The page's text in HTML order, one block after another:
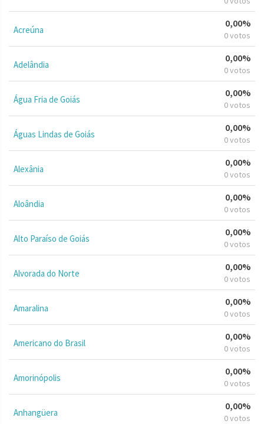
Acreúna
0,00%
0 votos
Adelândia
0,00%
0 votos
Água Fria de Goiás
0,00%
0 votos
Águas Lindas de Goiás
0,00%
0 votos
Alexânia
0,00%
0 votos
Aloândia
0,00%
0 votos
Alto Paraíso de Goiás
0,00%
0 votos
Alvorada do Norte
0,00%
0 votos
Amaralina
0,00%
0 votos
Americano do Brasil
0,00%
0 votos
Amorinópolis
0,00%
0 votos
Anhangüera
0,00%
0 votos